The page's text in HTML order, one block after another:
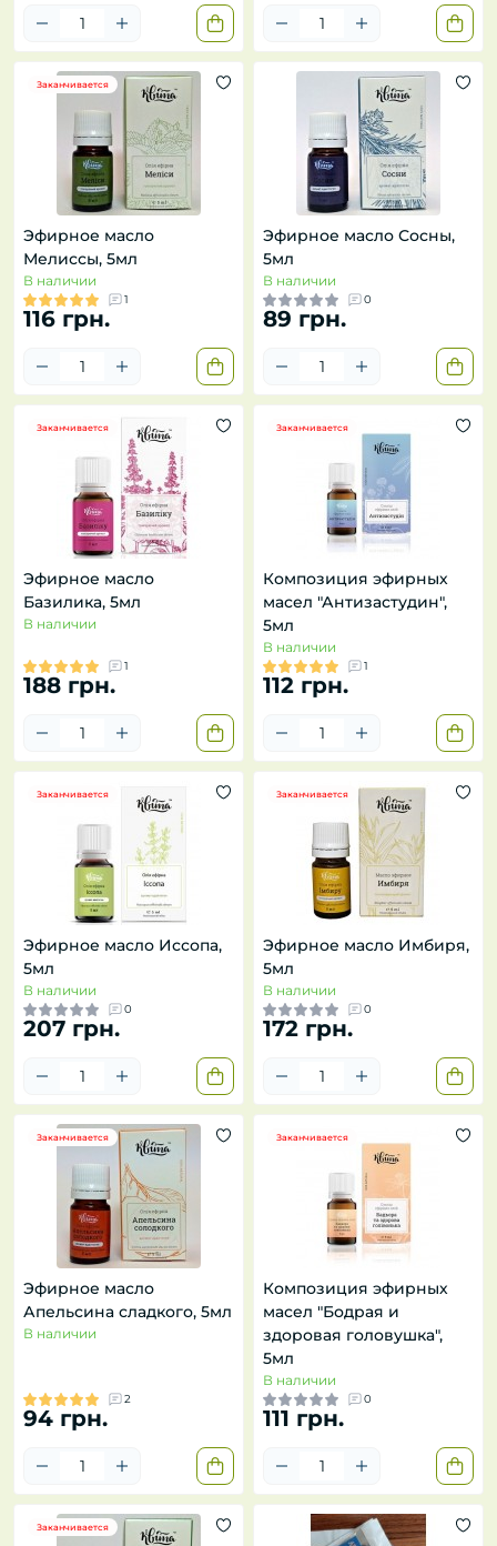
Заканчивается
Эфирное масло
Мелиссы, 5мл
В наличии
1
116 грн.
Эфирное масло Сосны,
5мл
В наличии
0
89 грн.
Заканчивается
Эфирное масло
Базилика, 5мл
В наличии
1
188 грн.
Заканчивается
Композиция эфирных
масел "Антизастудин",
5мл
В наличии
1
112 грн.
Заканчивается
Эфирное масло Иссопа,
5мл
В наличии
0
207 грн.
Заканчивается
Эфирное масло Имбиря,
5мл
В наличии
0
172 грн.
Заканчивается
Эфирное масло
Апельсина сладкого, 5мл
В наличии
2
94 грн.
Заканчивается
Композиция эфирных
масел "Бодрая и
здоровая головушка",
5мл
В наличии
0
111 грн.
Заканчивается